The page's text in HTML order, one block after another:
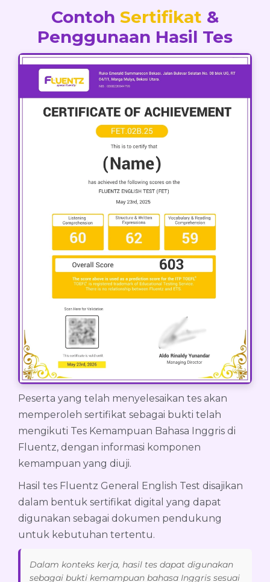
Contoh Sertifikat &
Penggunaan Hasil Tes
Peserta yang telah menyelesaikan tes akan
memperoleh sertifikat sebagai bukti telah
mengikuti Tes Kemampuan Bahasa Inggris di
Fluentz, dengan informasi komponen
kemampuan yang diuji.
Hasil tes Fluentz General English Test disajikan
dalam bentuk sertifikat digital yang dapat
digunakan sebagai dokumen pendukung
untuk kebutuhan tertentu.
Dalam konteks kerja, hasil tes dapat digunakan
sebagai bukti kemampuan bahasa Inggris sesuai